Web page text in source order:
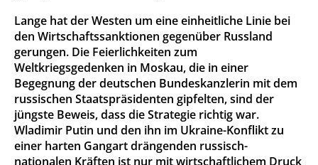
Lange hat der Westen um eine einheitliche Linie bei
den Wirtschaftssanktionen gegenüber Russland
gerungen. Die Feierlichkeiten zum
Weltkriegsgedenken in Moskau, die in einer
Begegnung der deutschen Bundeskanzlerin mit dem
russischen Staatspräsidenten gipfelten, sind der
jüngste Beweis, dass die Strategie richtig war.
Wladimir Putin und den ihn im Ukraine-Konflikt zu
einer harten Gangart drängenden russisch-
nationalen Kräften ist nur mit wirtschaftlichem Druck